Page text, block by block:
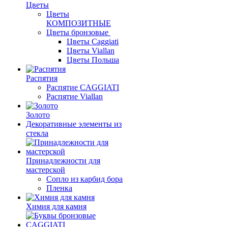
Цветы
Цветы
КОМПОЗИТНЫЕ
Цветы бронзовые
Цветы Caggiati
Цветы Viallan
Цветы Польша
Распятия
Распятие CAGGIATI
Распятие Viallan
Золото
Декоративные элементы из
стекла
Принадлежности для
мастерской
Сопло из карбид бора
Пленка
Химия для камня